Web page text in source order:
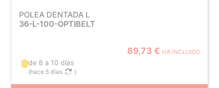
POLEA DENTADA L
36-L-100-OPTIBELT
89,73 € IVA INCLUIDO
de 8 a 10 días
(hace 5 días )